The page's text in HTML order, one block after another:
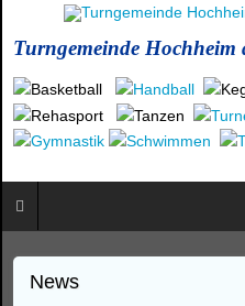
Turngemeinde Hochheim
News